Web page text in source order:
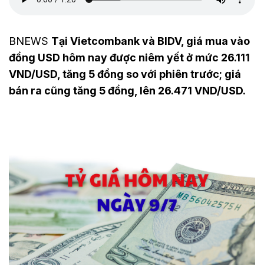
BNEWS Tại Vietcombank và BIDV, giá mua vào
đồng USD hôm nay được niêm yết ở mức 26.111
VND/USD, tăng 5 đồng so với phiên trước; giá
bán ra cũng tăng 5 đồng, lên 26.471 VND/USD.